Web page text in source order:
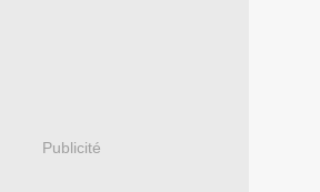
Publicité